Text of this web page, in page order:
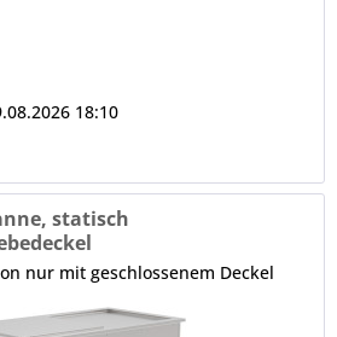
18:10
statisch
nur mit geschlossenem Deckel